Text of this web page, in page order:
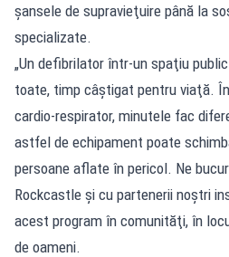
şansele de supravieţuire până la
specializate.
„Un defibrilator într-un spaţiu
toate, timp câştigat pentru viaţă.
cardio-respirator, minutele fac
astfel de echipament poate
persoane aflate în pericol. Ne
Rockcastle şi cu partenerii noştri
acest program în comunităţi, în
de oameni.